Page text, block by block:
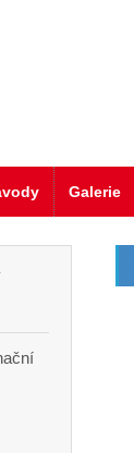
Galerie